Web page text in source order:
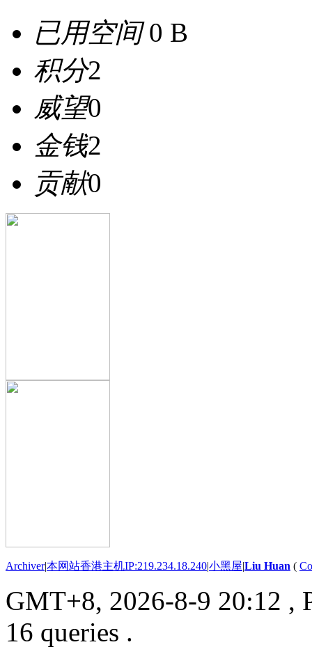
已用空间0 B
积分2
威望0
金钱2
贡献0
Archiver|本网站香港主机IP:219.234.18.240|小黑屋|Liu Huan (
GMT+8, 2026-8-9 20:12 ,
16 queries .